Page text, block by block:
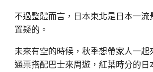
不過整體而言，日本東北是日本一流
置疑的。
未來有空的時候，秋季想帶家人一起
通票搭配巴士來周遊，紅葉時分的日